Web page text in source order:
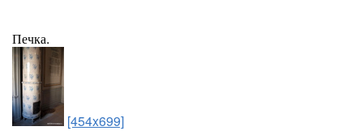
Печка.
[454x699]